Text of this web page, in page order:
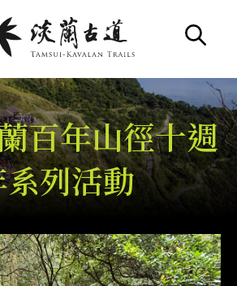
百年山徑十週
列活動